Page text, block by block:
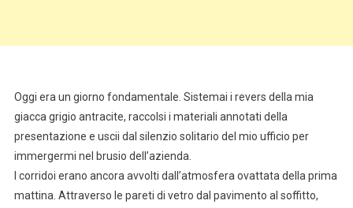
Oggi era un giorno fondamentale. Sistemai i revers della mia
giacca grigio antracite, raccolsi i materiali annotati della
presentazione e uscii dal silenzio solitario del mio ufficio per
immergermi nel brusio dell’azienda.
I corridoi erano ancora avvolti dall’atmosfera ovattata della prima
mattina. Attraverso le pareti di vetro dal pavimento al soffitto,